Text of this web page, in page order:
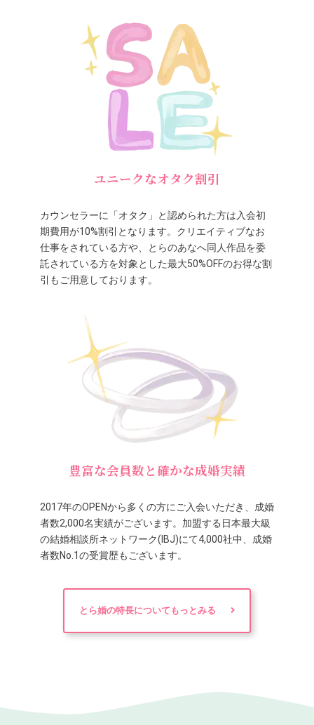
ユニークなオタク割引
カウンセラーに「オタク」と認められた方は入会初
期費用が10%割引となります。クリエイティブなお
仕事をされている方や、とらのあなへ同人作品を委
託されている方を対象とした最大50%OFFのお得な割
引もご用意しております。
豊富な会員数と確かな成婚実績
2017年のOPENから多くの方にご入会いただき、成婚
者数2,000名実績がございます。加盟する日本最大級
の結婚相談所ネットワーク(IBJ)にて4,000社中、成婚
者数No.1の受賞歴もございます。
とら婚の特長についてもっとみる